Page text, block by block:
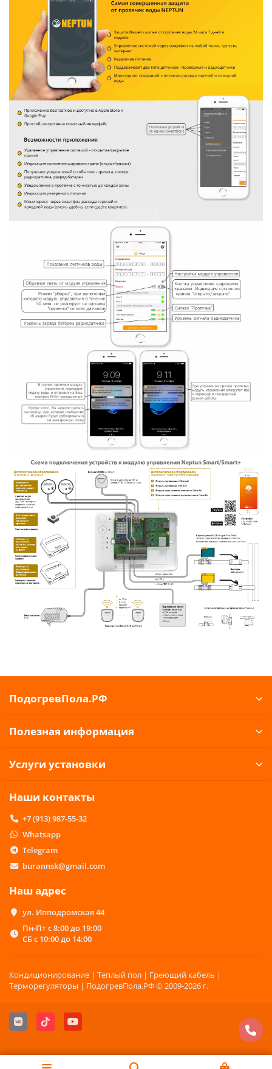
ПодогревПола.РФ
Полезная информация
Услуги установки
Наши контакты
+7 (913) 987-55-32
Whatsapp
Telegram
burannsk@gmail.com
Наш адрес
ул. Ипподромская 44
Пн-Пт с 8:00 до 19:00
СБ с 10:00 до 14:00
Кондиционирование | Теплый пол | Греющий кабель |
Терморегуляторы | ПодогревПола.РФ © 2009-2026 г.